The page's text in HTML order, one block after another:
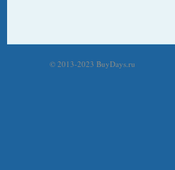
© 2013-2023 BuyDays.ru